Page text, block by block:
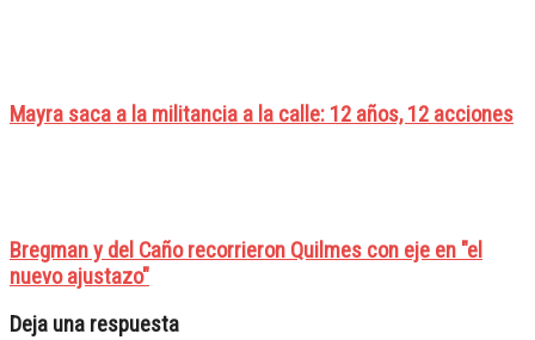
Mayra saca a la militancia a la calle: 12 años, 12 acciones
Bregman y del Caño recorrieron Quilmes con eje en "el
nuevo ajustazo"
Deja una respuesta